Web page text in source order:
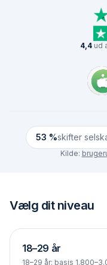
4,4ud
53 %skifter
Kilde:
Vælg dit niveau
18–29 år
18–29 år: basis